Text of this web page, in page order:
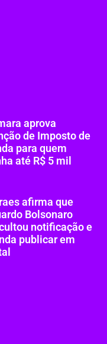
aprova
de Imposto de
para quem
até R$ 5 mil
afirma que
Bolsonaro
notificação e
publicar em